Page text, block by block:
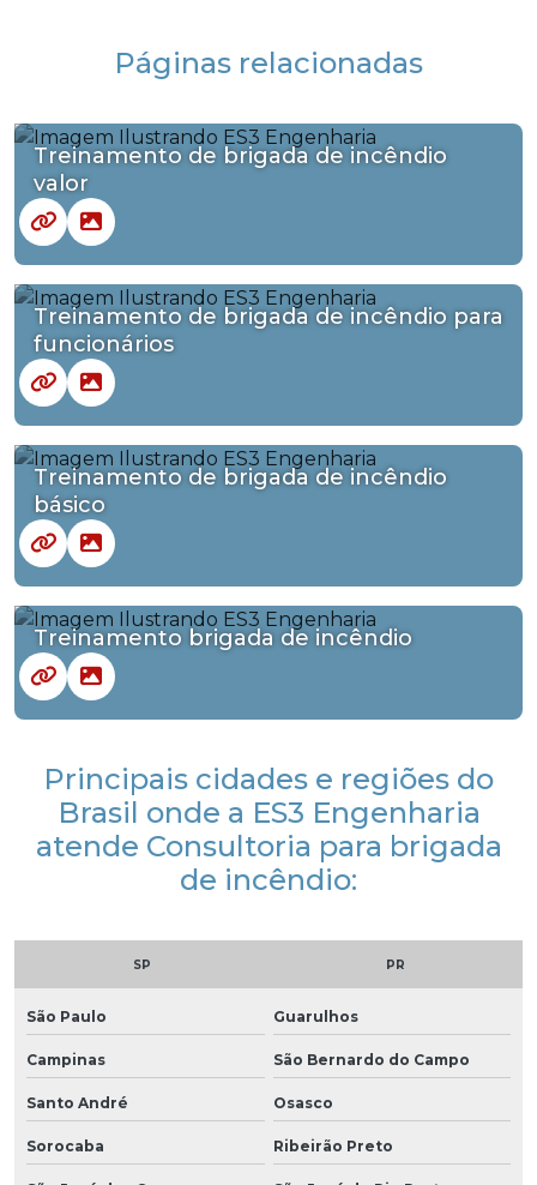
Páginas relacionadas
Treinamento de brigada de incêndio
valor
Treinamento de brigada de incêndio para
funcionários
Treinamento de brigada de incêndio
básico
Treinamento brigada de incêndio
Principais cidades e regiões do
Brasil onde a ES3 Engenharia
atende Consultoria para brigada
de incêndio:
SP PR
São Paulo Guarulhos
Campinas São Bernardo do Campo
Santo André Osasco
Sorocaba Ribeirão Preto